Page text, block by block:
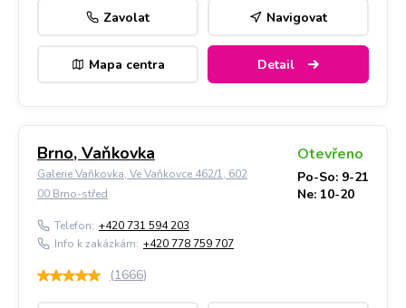
Zavolat Navigovat
Mapa centra Detail
Brno, Vaňkovka
Galerie Vaňkovka, Ve Vaňkovce 462/1, 602
00 Brno-střed
Otevřeno
Po-So: 9-21
Ne: 10-20
Telefon: +420 731 594 203
Info k zakázkám: +420 778 759 707
(1666)